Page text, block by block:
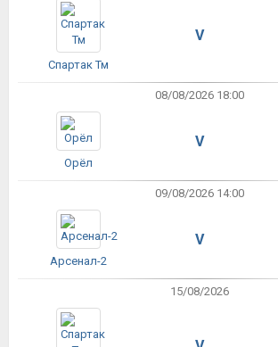
Спартак Тм
V
08/08/2026 18:00
Орёл
V
09/08/2026 14:00
Арсенал-2
V
15/08/2026